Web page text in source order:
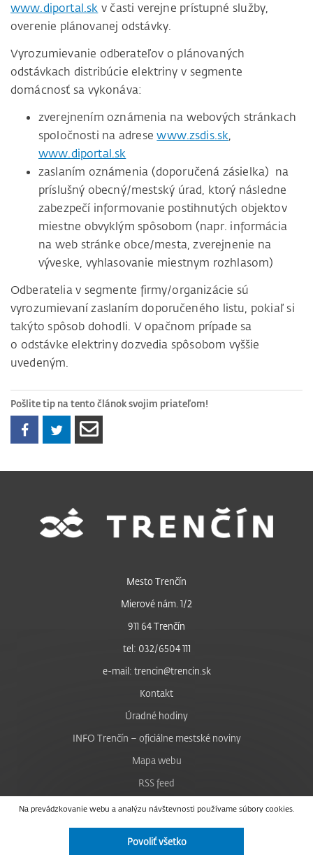
www.diportal.sk v časti verejne prístupné služby,
overenie plánovanej odstávky.
Vyrozumievanie odberateľov o plánovaných
odstávkach distribúcie elektriny v segmente
domácnosť sa vykonáva:
zverejnením oznámenia na webových stránkach
spoločnosti na adresewww.zsdis.sk,
www.diportal.sk
zaslaním oznámenia (doporučená zásielka) na
príslušný obecný/mestský úrad, ktorý následne
zabezpečí informovanie postihnutých objektov
miestne obvyklým spôsobom (napr. informácia
na web stránke obce/mesta, zverejnenie na
výveske, vyhlasovanie miestnym rozhlasom)
Odberatelia v segmente firmy/organizácie sú
vyrozumievaní zaslaním doporučeného listu, pokiaľ si
takýto spôsob dohodli. V opačnom prípade sa
o odstávke elektriny dozvedia spôsobom vyššie
uvedeným.
Pošlite tip na tento článok svojim priateľom!
Na prevádzkovanie webu a analýzu návštevnosti používame súbory cookies.
Povoliť všetko
Mesto Trenčín
Mierové nám. 1/2
911 64 Trenčín
tel: 032/6504 111
e-mail: trencin@trencin.sk
Kontakt
Úradné hodiny
INFO Trenčín – oficiálne mestské noviny
Mapa webu
RSS feed
Nastavenie cookies
Facebook